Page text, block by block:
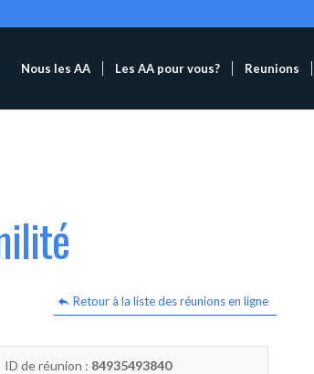
Nous les AA Les AA pour vous? Reunions
Retour à la liste des réunions en ligne
ID de réunion : 84935493840